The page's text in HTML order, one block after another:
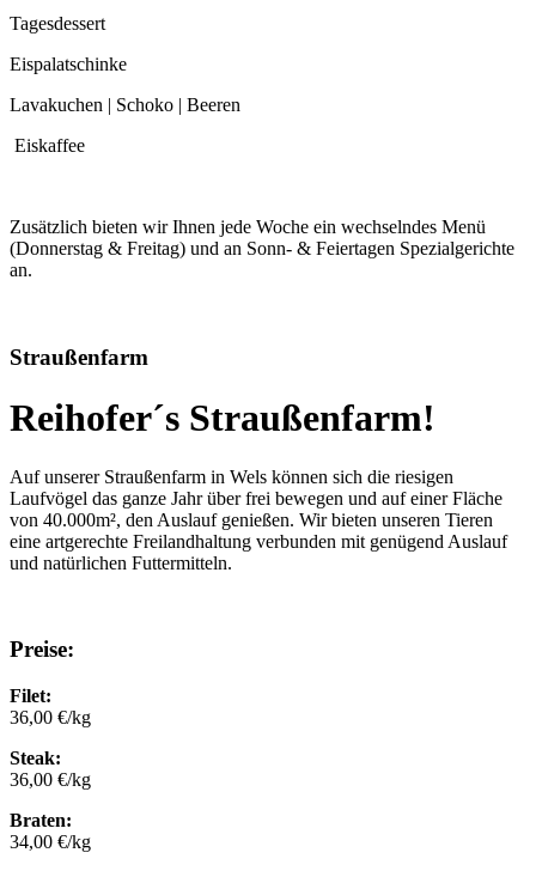
Tagesdessert
Eispalatschinke
Lavakuchen | Schoko | Beeren
Eiskaffee
Zusätzlich bieten wir Ihnen jede Woche ein wechselndes Menü
(Donnerstag & Freitag) und an Sonn- & Feiertagen Spezialgerichte
an.
Straußenfarm
Reihofer´s Straußenfarm!
Auf unserer Straußenfarm in Wels können sich die riesigen
Laufvögel das ganze Jahr über frei bewegen und auf einer Fläche
von 40.000m², den Auslauf genießen. Wir bieten unseren Tieren
eine artgerechte Freilandhaltung verbunden mit genügend Auslauf
und natürlichen Futtermitteln.
Preise:
Filet:
36,00 €/kg
Steak:
36,00 €/kg
Braten:
34,00 €/kg